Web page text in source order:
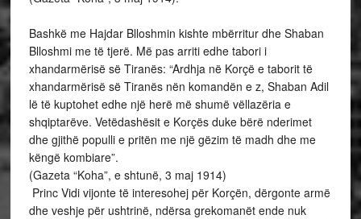
Bashkë me Hajdar Blloshmin kishte mbërritur dhe Shaban
Blloshmi me të tjerë. Më pas arriti edhe tabori i
xhandarmërisë së Tiranës: “Ardhja në Korçë e taborit të
xhandarmërisë së Tiranës nën komandën e z, Shaban Adil
lë të kuptohet edhe një herë më shumë vëllazëria e
shqiptarëve. Vetëdashësit e Korçës duke bërë nderimet
dhe gjithë populli e pritën me një gëzim të madh dhe me
këngë kombiare”.
(Gazeta “Koha”, e shtunë, 3 maj 1914)
Princ Vidi vijonte të interesohej për Korçën, dërgonte armë
dhe veshje për ushtrinë, ndërsa grekomanët ende nuk